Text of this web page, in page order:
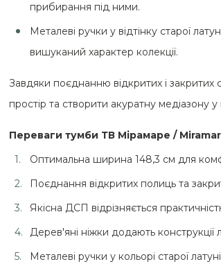
прибирання під ними.
Металеві ручки у відтінку старої
вишуканий характер колекції.
Завдяки поєднанню відкритих і закритих
простір та створити акуратну медіазону у
Переваги тумби ТВ Мірамаре /
Оптимальна ширина 148,3 см для
Поєднання відкритих полиць та
Якісна ДСП відрізняється
Дерев'яні ніжки додають
Металеві ручки у кольорі старої